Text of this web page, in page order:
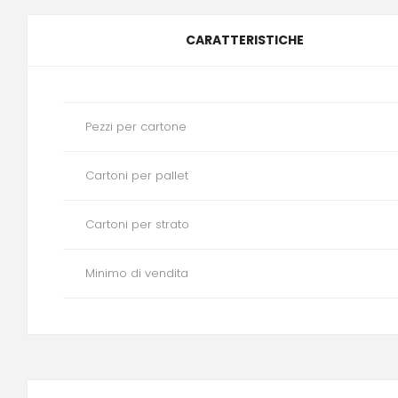
CARATTERISTICHE
Pezzi per cartone
Cartoni per pallet
Cartoni per strato
Minimo di vendita